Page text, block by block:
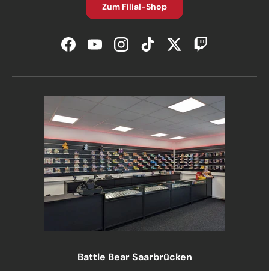
Zum Filial-Shop
FacebookYouTubeInstagramTikTokTwitterTwitch
Battle Bear Saarbrücken